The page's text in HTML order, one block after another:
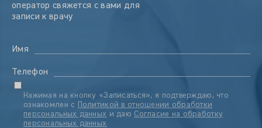
оператор свяжется с вами для
записи к врачу
Имя
Телефон
Нажимая на кнопку «Записаться», я подтверждаю, что
ознакомлен с Политикой в отношении обработки
персональных данных и даю Согласие на обработку
персональных данных